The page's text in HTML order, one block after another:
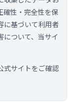
確性・完全性を保
に基づいて利用者
について、当サイ
式サイトをご確認